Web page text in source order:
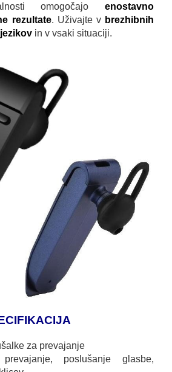
omogočajo enostavno
rezultate. Uživajte v brezhibnih
in v vsaki situaciji.
za prevajanje
prevajanje, poslušanje glasbe,